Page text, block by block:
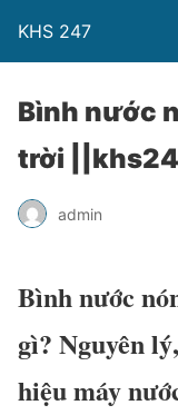
KHS 247
Bình nước
trời
admin
Bình nước
gì? Nguyên
hiệu máy